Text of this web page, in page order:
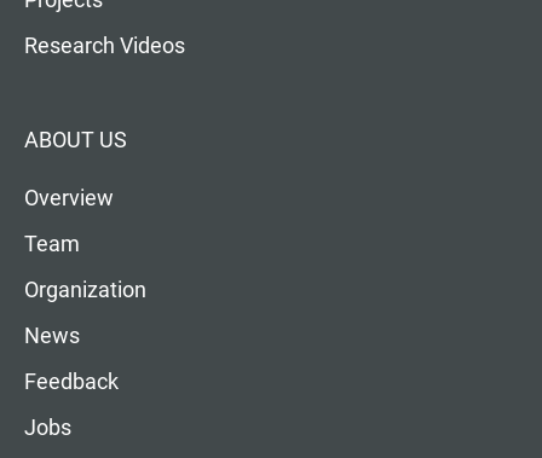
Research Videos
ABOUT US
Overview
Team
Organization
News
Feedback
Jobs